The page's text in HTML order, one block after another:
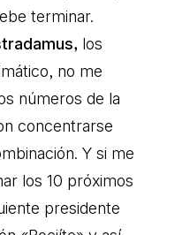
terminar.
los
no me
números de la
concentrarse
Y si me
los 10 próximos
presidente